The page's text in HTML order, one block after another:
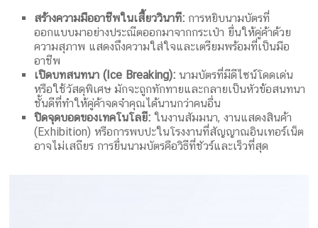
อางค์
กล่อง
สร้างความมืออาชีพในเสี้ยววินาที: การหยิบนามบัตรที่
ออกแบบมาอย่างประณีตออกมาจากกระเป๋า ยื่นให้คู่ค้าด้วย
ความสุภาพ แสดงถึงความใส่ใจและเตรียมพร้อมที่เป็นมือ
อาชีพ
เปิดบทสนทนา (Ice Breaking): นามบัตรที่มีดีไซน์โดดเด่น
หรือใช้วัสดุพิเศษ มักจะถูกทักทายและกลายเป็นหัวข้อสนทนา
ชั้นดีที่ทำให้คู่ค้าจดจำคุณได้นานกว่าคนอื่น
ปิดจุดบอดของเทคโนโลยี: ในงานสัมมนา, งานแสดงสินค้า
(Exhibition) หรือการพบปะในโรงงานที่สัญญาณอินเทอร์เน็ต
อาจไม่เสถียร การยื่นนามบัตรคือวิธีที่ชัวร์และเร็วที่สุด